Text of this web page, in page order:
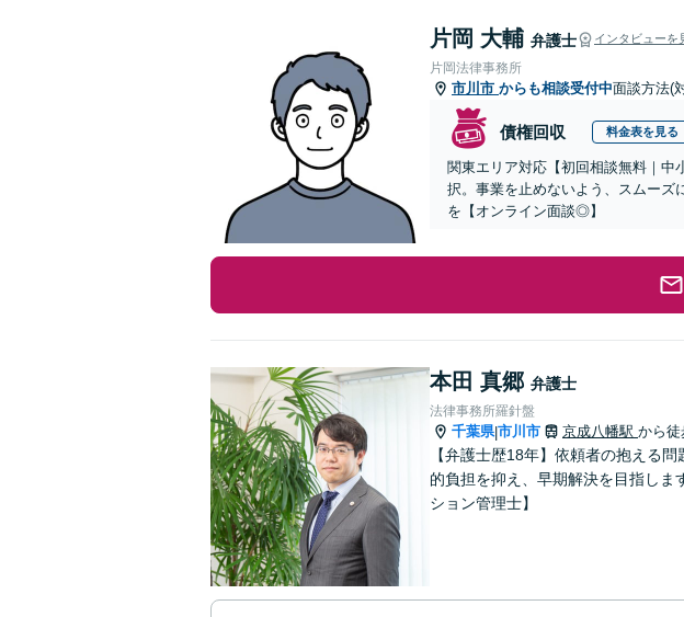
片岡 大輔 弁護士 インタビューを
片岡法律事務所
市川市 からも相談受付中面談方法(
債権回収 料金表を見る
関東エリア対応【初回相談無料｜中
択。事業を止めないよう、スムーズ
を【オンライン面談◎】
本田 真郷 弁護士
法律事務所羅針盤
千葉県|市川市 京成八幡駅 から徒
【弁護士歴18年】依頼者の抱える
的負担を抑え、早期解決を目指し
ション管理士】